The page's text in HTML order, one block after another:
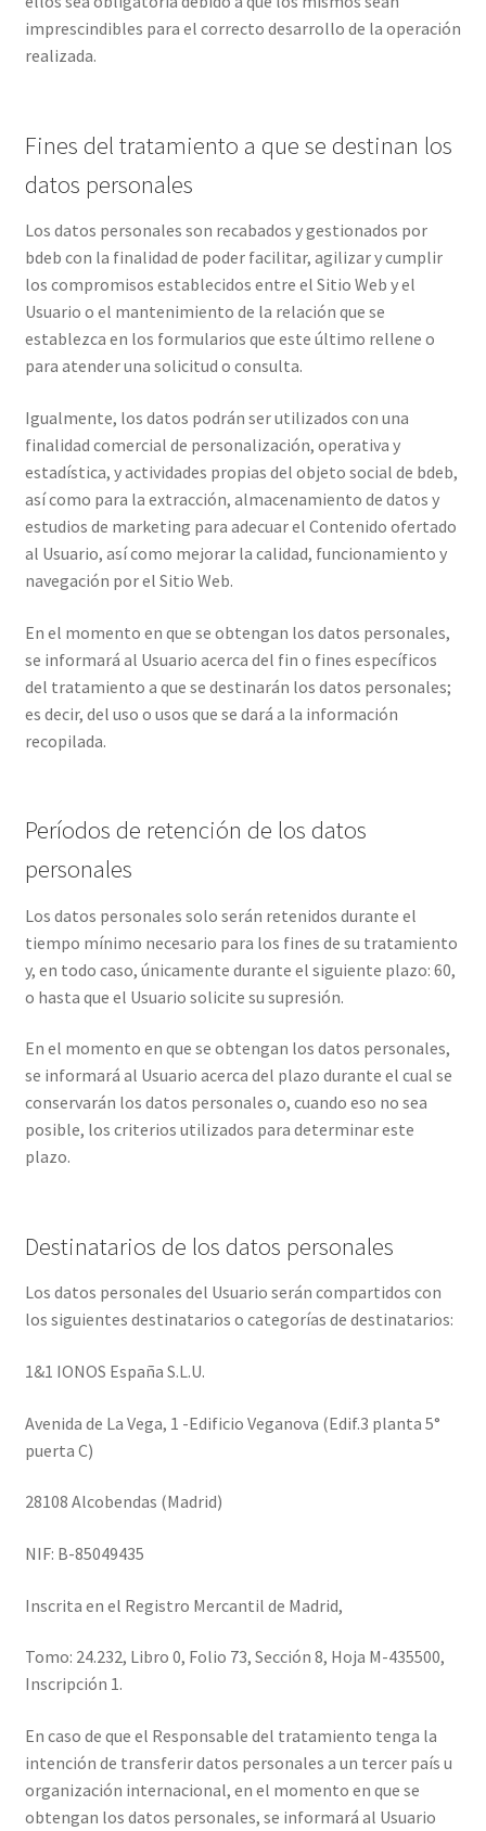
imprescindibles para el correcto desarrollo de la operación
realizada.
Fines del tratamiento a que se destinan los
datos personales
Los datos personales son recabados y gestionados por
bdeb con la finalidad de poder facilitar, agilizar y cumplir
los compromisos establecidos entre el Sitio Web y el
Usuario o el mantenimiento de la relación que se
establezca en los formularios que este último rellene o
para atender una solicitud o consulta.
Igualmente, los datos podrán ser utilizados con una
finalidad comercial de personalización, operativa y
estadística, y actividades propias del objeto social de bdeb,
así como para la extracción, almacenamiento de datos y
estudios de marketing para adecuar el Contenido ofertado
al Usuario, así como mejorar la calidad, funcionamiento y
navegación por el Sitio Web.
En el momento en que se obtengan los datos personales,
se informará al Usuario acerca del fin o fines específicos
del tratamiento a que se destinarán los datos personales;
es decir, del uso o usos que se dará a la información
recopilada.
Períodos de retención de los datos
personales
Los datos personales solo serán retenidos durante el
tiempo mínimo necesario para los fines de su tratamiento
y, en todo caso, únicamente durante el siguiente plazo: 60,
o hasta que el Usuario solicite su supresión.
En el momento en que se obtengan los datos personales,
se informará al Usuario acerca del plazo durante el cual se
conservarán los datos personales o, cuando eso no sea
posible, los criterios utilizados para determinar este
plazo.
Destinatarios de los datos personales
Los datos personales del Usuario serán compartidos con
los siguientes destinatarios o categorías de destinatarios:
1&1 IONOS España S.L.U.
Avenida de La Vega, 1 -Edificio Veganova (Edif.3 planta 5°
puerta C)
28108 Alcobendas (Madrid)
NIF: B-85049435
Inscrita en el Registro Mercantil de Madrid,
Tomo: 24.232, Libro 0, Folio 73, Sección 8, Hoja M-435500,
Inscripción 1.
En caso de que el Responsable del tratamiento tenga la
intención de transferir datos personales a un tercer país u
organización internacional, en el momento en que se
obtengan los datos personales, se informará al Usuario